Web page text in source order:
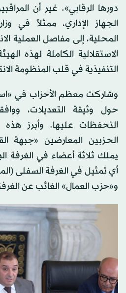
دورها الرقابي». غير أن
الجهاز الإداري، ممثلاً في
المحلية، إلى مفاصل العملية
الاستقلالية الكاملة لهذه
التنفيذية في قلب المنظومة
وشاركت معظم الأحزاب في
حول وثيقة التعديلات،
التحفظات عليها. وأبرز
الحزبين المعارضين «جبهة
يملك ثلاثة أعضاء في الغرفة
أي تمثيل في الغرفة السفلى
و«حزب العمال» الغائب عن